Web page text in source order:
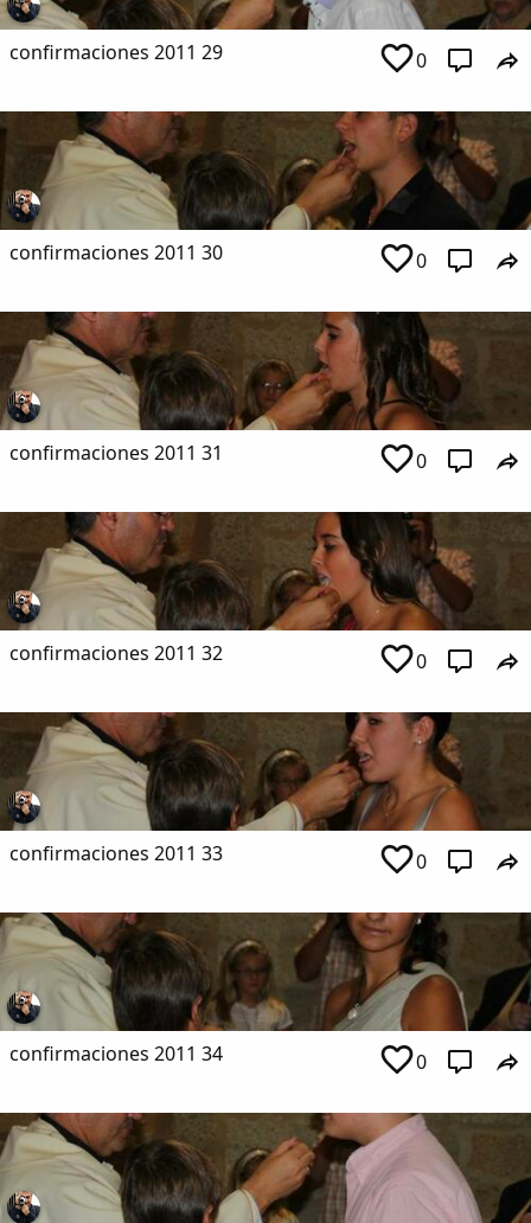
confirmaciones 2011 29 0
confirmaciones 2011 30 0
confirmaciones 2011 31 0
confirmaciones 2011 32 0
confirmaciones 2011 33 0
confirmaciones 2011 34 0
Compartir en Facebook
Compartir en Twitter